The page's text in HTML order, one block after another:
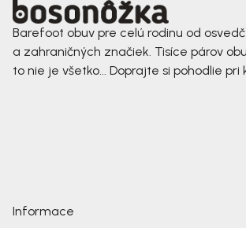
Barefoot obuv pre celú rodinu od
a zahraničných značiek. Tisíce párov
to nie je všetko... Doprajte si pohodlie pri
Informace